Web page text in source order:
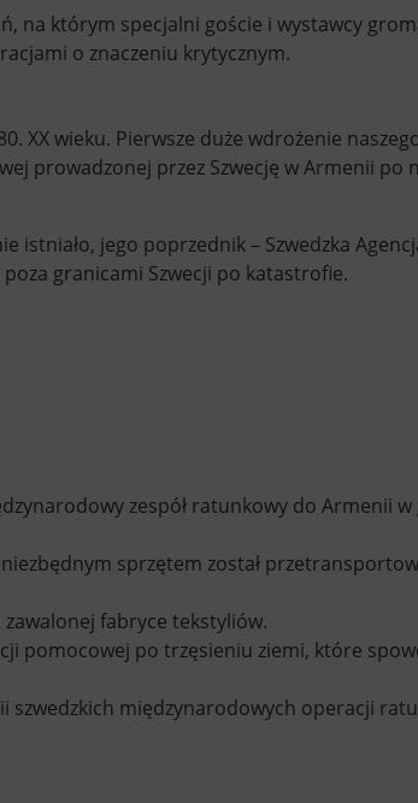
na którym specjalni goście i wystawcy
o znaczeniu krytycznym.
XX wieku. Pierwsze duże wdrożenie
prowadzonej przez Szwecję w Armenii po
istniało, jego poprzednik – Szwedzka
granicami Szwecji po katastrofie.
zespół ratunkowy do Armenii
sprzętem został
zawalonej fabryce tekstyliów.
pomocowej po trzęsieniu ziemi, które
międzynarodowych operacji